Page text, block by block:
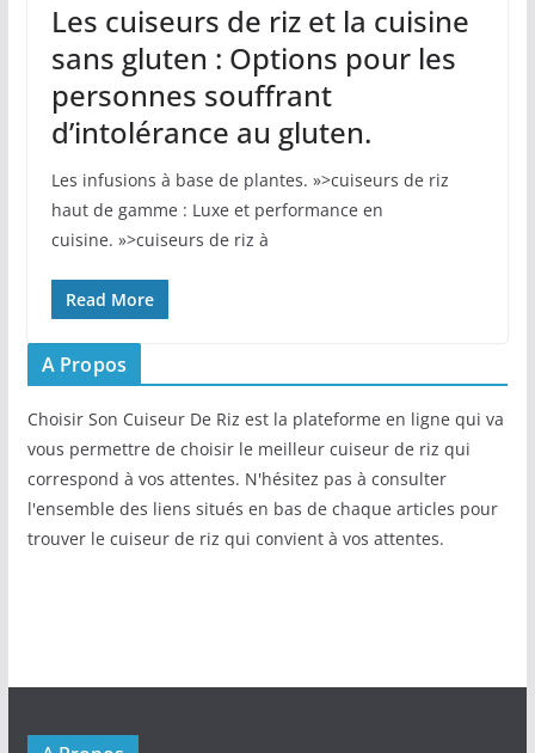
Les cuiseurs de riz et la cuisine
sans gluten : Options pour les
personnes souffrant
d’intolérance au gluten.
Les infusions à base de plantes. »>cuiseurs de riz
haut de gamme : Luxe et performance en
cuisine. »>cuiseurs de riz à
Read More
A Propos
Choisir Son Cuiseur De Riz est la plateforme en ligne qui va
vous permettre de choisir le meilleur cuiseur de riz qui
correspond à vos attentes. N'hésitez pas à consulter
l'ensemble des liens situés en bas de chaque articles pour
trouver le cuiseur de riz qui convient à vos attentes.